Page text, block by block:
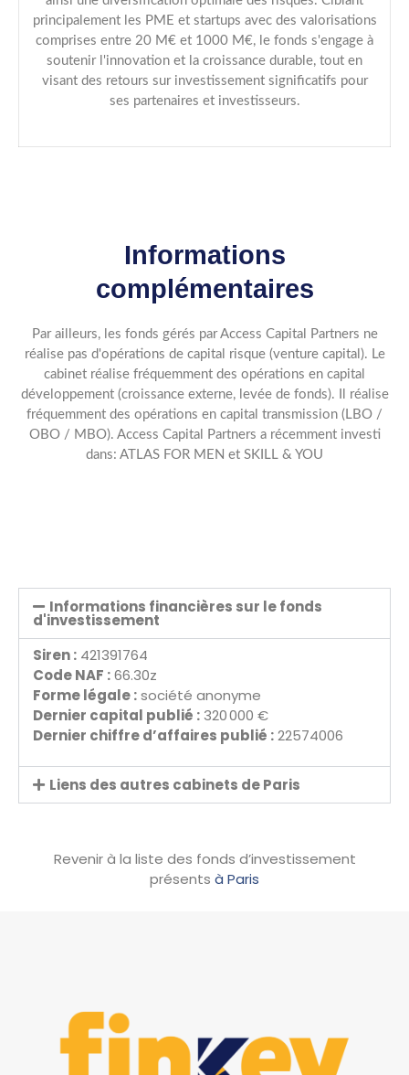
principalement les PME et startups avec des valorisations
comprises entre 20 M€ et 1000 M€, le fonds s'engage à
soutenir l'innovation et la croissance durable, tout en
visant des retours sur investissement significatifs pour
ses partenaires et investisseurs.
Informations
complémentaires
Par ailleurs, les fonds gérés par Access Capital Partners ne
réalise pas d'opérations de capital risque (venture capital). Le
cabinet réalise fréquemment des opérations en capital
développement (croissance externe, levée de fonds). Il réalise
fréquemment des opérations en capital transmission (LBO /
OBO / MBO). Access Capital Partners a récemment investi
dans: ATLAS FOR MEN et SKILL & YOU
Informations financières sur le fonds
d'investissement
Siren : 421391764
Code NAF :66.30z
Forme légale :société anonyme
Dernier capital publié : 320 000 €
Dernier chiffre d’affaires publié :22574006
Liens des autres cabinets de Paris
Revenir à la liste des fonds d’investissement
présents à Paris